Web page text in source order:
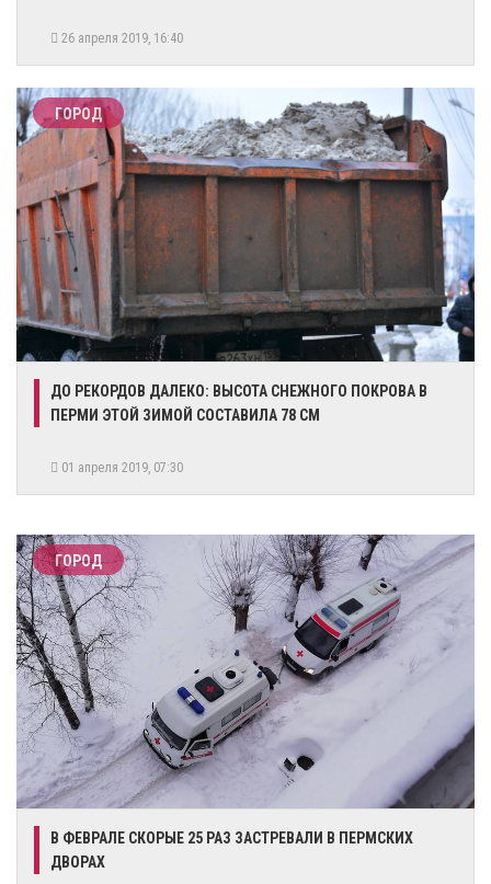
26 апреля 2019, 16:40
ГОРОД
ДО РЕКОРДОВ ДАЛЕКО: ВЫСОТА СНЕЖНОГО ПОКРОВА В
ПЕРМИ ЭТОЙ ЗИМОЙ СОСТАВИЛА 78 СМ
01 апреля 2019, 07:30
ГОРОД
​В ФЕВРАЛЕ СКОРЫЕ 25 РАЗ ЗАСТРЕВАЛИ В ПЕРМСКИХ
ДВОРАХ